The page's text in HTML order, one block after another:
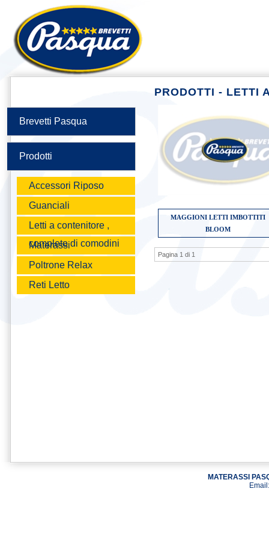
Brevetti Pasqua
Prodotti
Accessori Riposo
Guanciali
Letti a contenitore ,
completo di comodini
Materassi
Poltrone Relax
Reti Letto
PRODOTTI - LETTI
MAGGIONI LETTI IMBOTTITI
BLOOM
Pagina 1 di 1
MATERASSI